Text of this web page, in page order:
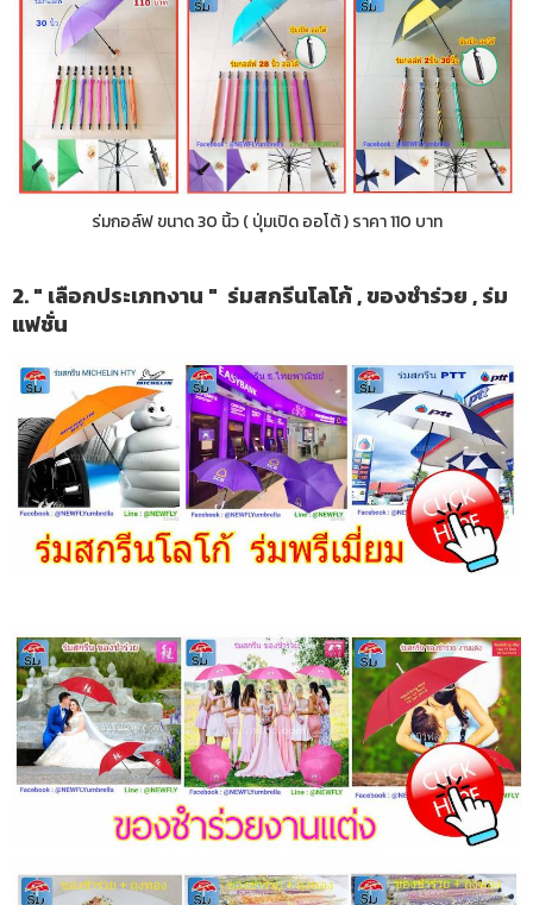
ร่มกอล์ฟ ขนาด 30 นิ้ว ( ปุ่มเปิด ออโต้ ) ราคา 110 บาท
2. " เลือกประเภทงาน " ร่มสกรีนโลโก้ , ของชำร่วย , ร่ม
แฟชั่น